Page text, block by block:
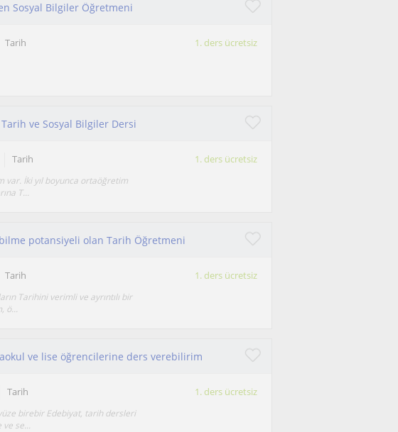
Sosyal Bilgiler Öğretmeni
Tarih 1. ders ücretsiz
ve Sosyal Bilgiler Dersi
Tarih 1. ders ücretsiz
var. İki yıl boyunca ortaöğretim
T...
potansiyeli olan Tarih Öğretmeni
Tarih 1. ders ücretsiz
Tarihini verimli ve ayrıntılı bir
ö...
ve lise öğrencilerine ders verebilirim
Tarih 1. ders ücretsiz
birebir Edebiyat, tarih dersleri
se...